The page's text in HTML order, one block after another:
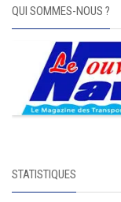
QUI SOMMES-NOUS ?
STATISTIQUES